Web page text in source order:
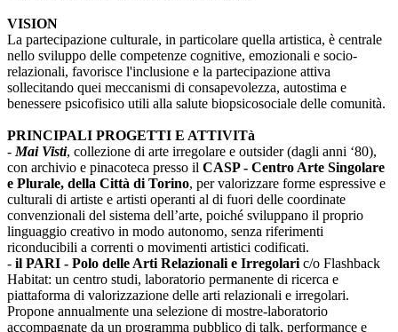
VISION
La partecipazione culturale, in particolare quella artistica, è centrale
nello sviluppo delle competenze cognitive, emozionali e socio-
relazionali, favorisce l'inclusione e la partecipazione attiva
sollecitando quei meccanismi di consapevolezza, autostima e
benessere psicofisico utili alla salute biopsicosociale delle comunità.
PRINCIPALI PROGETTI E ATTIVITà
- Mai Visti, collezione di arte irregolare e outsider (dagli anni ‘80),
con archivio e pinacoteca presso il CASP - Centro Arte Singolare
e Plurale, della Città di Torino, per valorizzare forme espressive e
culturali di artiste e artisti operanti al di fuori delle coordinate
convenzionali del sistema dell’arte, poiché sviluppano il proprio
linguaggio creativo in modo autonomo, senza riferimenti
riconducibili a correnti o movimenti artistici codificati.
- il PARI - Polo delle Arti Relazionali e Irregolari c/o Flashback
Habitat: un centro studi, laboratorio permanente di ricerca e
piattaforma di valorizzazione delle arti relazionali e irregolari.
Propone annualmente una selezione di mostre-laboratorio
accompagnate da un programma pubblico di talk, performance e